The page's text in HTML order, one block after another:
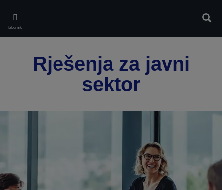
main
content
Izbornik
Rješenja za javni
sektor